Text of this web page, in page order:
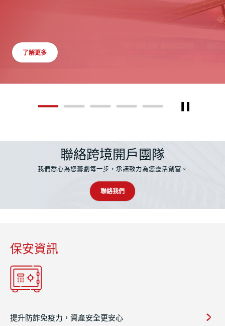
了解更多
立即行動
了解更多
立即申請
了解更多
1 2 3 4 5
聯絡跨境開戶團隊
我們悉心為您籌劃每一步，承諾致力為您靈活創富。
聯絡我們
保安資訊
提升防詐免疫力，資產安全更安心